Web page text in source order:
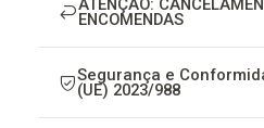
ATENÇÃO:
ENCOMENDAS
Segurança e
(UE) 2023/988